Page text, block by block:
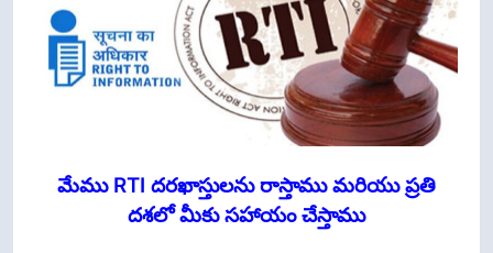
మేము RTI దరఖాస్తులను రాస్తాము మరియు ప్రతి
దశలో మీకు సహాయం చేస్తాము